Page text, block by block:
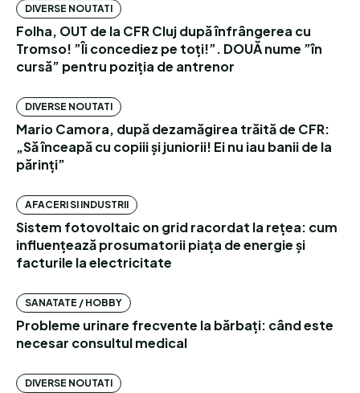
DIVERSE NOUTATI
Folha, OUT de la CFR Cluj după înfrângerea cu
Tromso! ”Îi concediez pe toți!”. DOUĂ nume ”în
cursă” pentru poziția de antrenor
DIVERSE NOUTATI
Mario Camora, după dezamăgirea trăită de CFR:
„Să înceapă cu copiii și juniorii! Ei nu iau banii de la
părinți”
AFACERI SI INDUSTRII
Sistem fotovoltaic on grid racordat la rețea: cum
influențează prosumatorii piața de energie și
facturile la electricitate
SANATATE / HOBBY
Probleme urinare frecvente la bărbați: când este
necesar consultul medical
DIVERSE NOUTATI